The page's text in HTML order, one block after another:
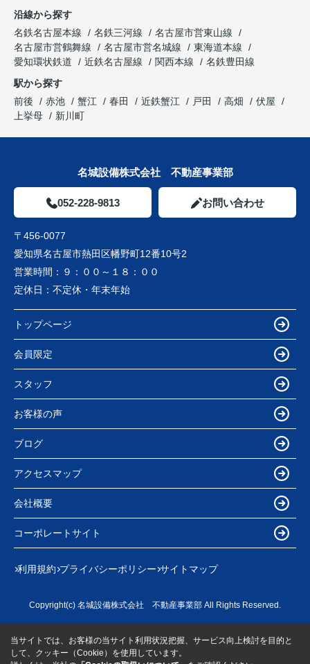
沿線から探す
名鉄名古屋本線
名鉄三河線
名古屋市営東山線
名古屋市営鶴舞線
名古屋市営名城線
東海道本線
愛知環状鉄道
近鉄名古屋線 関西本線
名鉄豊田線
駅から探す
前後
赤池 蟹江 春田 近鉄蟹江 戸田 高畑
伏屋
上挙母
新川町
名城設備株式会社 不動産事業部
052-228-9813 お問い合わせ
〒456-0077
愛知県名古屋市熱田区幡野町12番10号2
営業時間： ９：００～１８：００
定休日： 不定休・年末年始
トップページ
会員限定
スタッフ
お客様の声
ブログ
アクセスマップ
会社概要
コーポレートサイト
利用規約 プライバシーポリシー サイトマップ
Copyright(c) 名城設備株式会社 不動産事業部 All Rights Reserved.
当サイトでは、お客様の当サイト利用状況把握、サービス向上検討を目的と
して、クッキー（Cookie）を使用しています。